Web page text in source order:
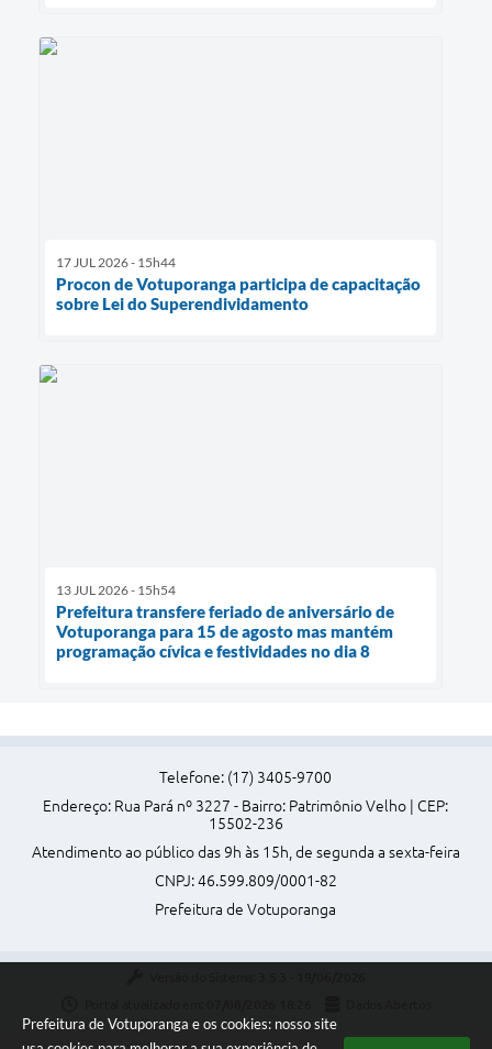
Prefeitura de Votuporanga e os cookies: nosso site
17 JUL 2026 - 15h44
Procon de Votuporanga participa de capacitação
sobre Lei do Superendividamento
13 JUL 2026 - 15h54
Prefeitura transfere feriado de aniversário de
Votuporanga para 15 de agosto mas mantém
programação cívica e festividades no dia 8
Telefone: (17) 3405-9700
Endereço: Rua Pará nº 3227 - Bairro: Patrimônio Velho | CEP:
15502-236
Atendimento ao público das 9h às 15h, de segunda a sexta-feira
CNPJ: 46.599.809/0001-82
Prefeitura de Votuporanga